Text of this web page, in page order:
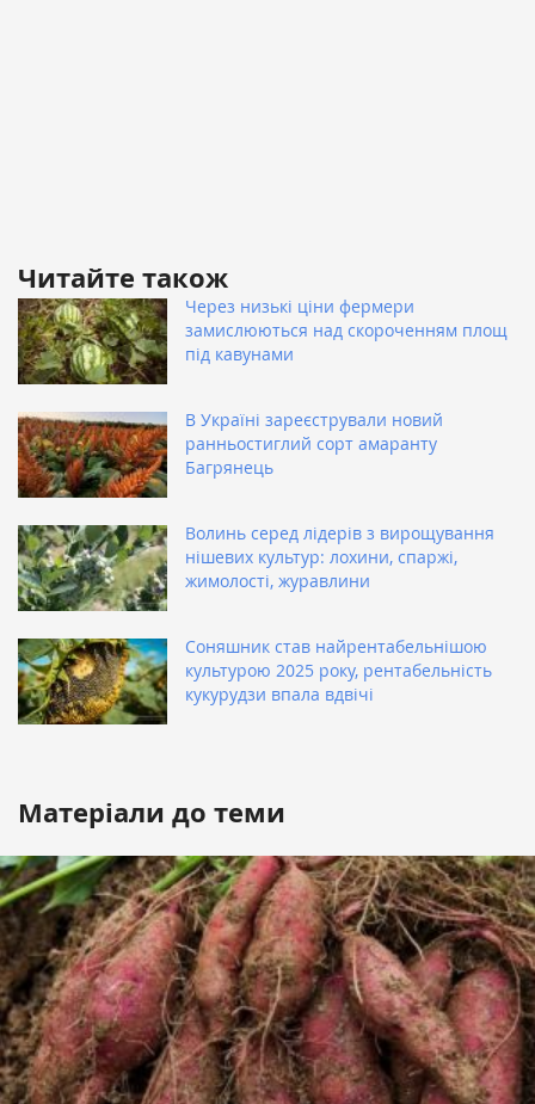
Читайте також
Через низькі ціни фермери
замислюються над скороченням площ
під кавунами
В Україні зареєстрували новий
ранньостиглий сорт амаранту
Багрянець
Волинь серед лідерів з вирощування
нішевих культур: лохини, спаржі,
жимолості, журавлини
Соняшник став найрентабельнішою
культурою 2025 року, рентабельність
кукурудзи впала вдвічі
Матеріали до теми